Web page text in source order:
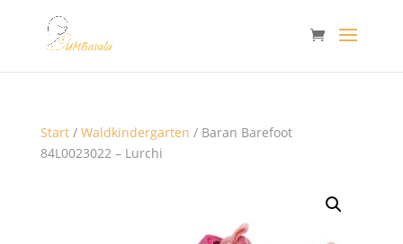
Start/ Waldkindergarten / Baran Barefoot
84L0023022 – Lurchi